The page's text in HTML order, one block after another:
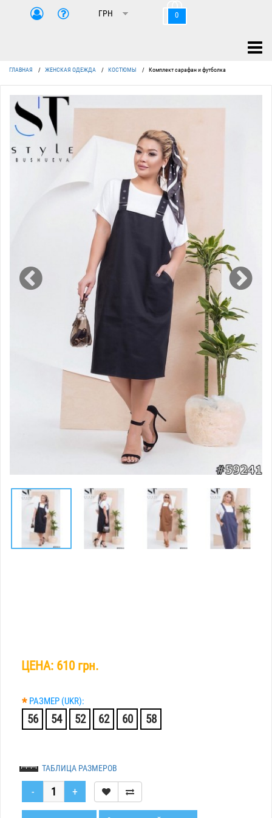
0
ГЛАВНАЯ / ЖЕНСКАЯ ОДЕЖДА / КОСТЮМЫ / Комплект сарафан и футболка
ЦЕНА: 610 грн.
* РАЗМЕР (UKR):
56 54 52 62 60 58
ТАБЛИЦА РАЗМЕРОВ